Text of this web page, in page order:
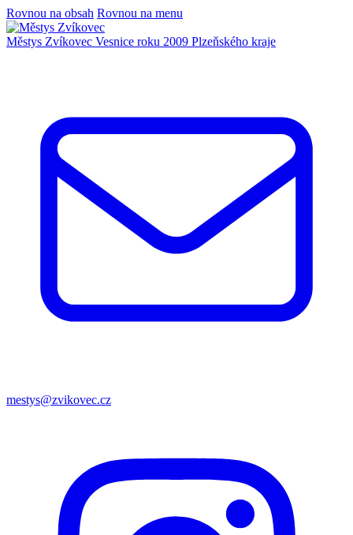
Rovnou na obsah Rovnou na menu
Městys Zvíkovec Vesnice roku 2009 Plzeňského kraje
mestys@zvikovec.cz